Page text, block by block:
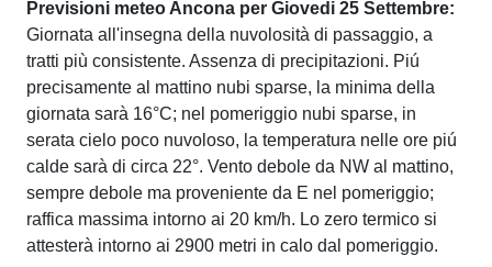
Previsioni meteo Ancona per Giovedi 25 Settembre:
Giornata all'insegna della nuvolosità di passaggio, a
tratti più consistente. Assenza di precipitazioni. Piú
precisamente al mattino nubi sparse, la minima della
giornata sarà 16°C; nel pomeriggio nubi sparse, in
serata cielo poco nuvoloso, la temperatura nelle ore piú
calde sarà di circa 22°. Vento debole da NW al mattino,
sempre debole ma proveniente da E nel pomeriggio;
raffica massima intorno ai 20 km/h. Lo zero termico si
attesterà intorno ai 2900 metri in calo dal pomeriggio.